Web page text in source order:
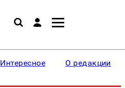
Интересное О редакции